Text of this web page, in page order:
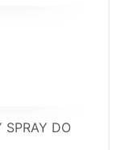
SPRAY DO